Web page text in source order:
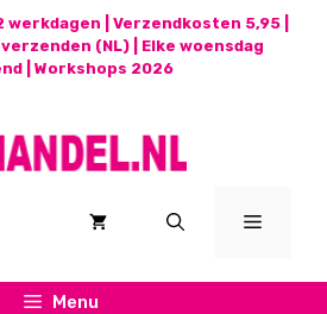
| Verzendkosten 5,95 |
(NL) | Elke woensdag
| Workshops 2026
Menu
Menu